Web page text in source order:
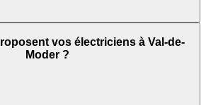
vos électriciens à Val-de-
Moder ?